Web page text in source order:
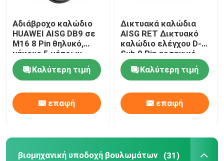
Αδιάβροχο καλώδιο
HUAWEI AISG DB9 σε
M16 8 Pin θηλυκό,
μήκους 5 μέτρων
Καλύτερη τιμή
επαφή
Δικτυακά καλώδια
AISG RET Δικτυακό
καλώδιο ελέγχου D-
Sub 9 Pin αρσενικό
προς AISG 8 Pin
θηλυκό 10 μέτρα
Καλύτερη τιμή
επαφή
βιομηχανική υποδοχή βουλωμάτων (31)